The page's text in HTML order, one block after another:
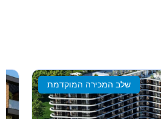
שלב המכירה המוקדמת